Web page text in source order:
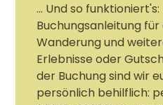
... Und so funktioniert's:
Buchungsanleitung
Wanderung und
Erlebnisse oder
der Buchung sind wir
persönlich behilflich: